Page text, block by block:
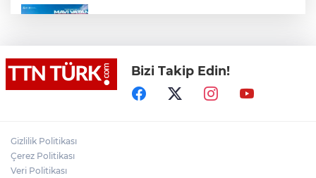
İstanbul Büyük Yelken Şölenine
Hazırlanıyor
Bizi Takip Edin!
Gizlilik Politikası
Çerez Politikası
Veri Politikası